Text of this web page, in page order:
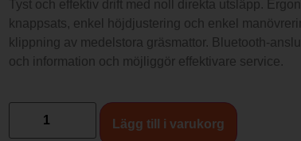
Tyst och effektiv drift med noll direkta utsläpp.
knappsats, enkel höjdjustering och enkel
klippning av medelstora gräsmattor. Bluetooth-
och information och möjliggör effektivare service.
Lägg till i varukorg